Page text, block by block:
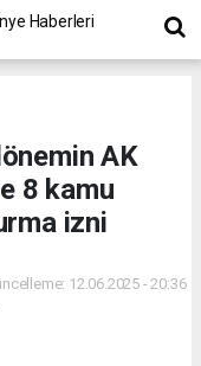
AK
8 kamu
izni
12.06.2025 - 20:36